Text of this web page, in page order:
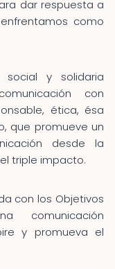
dar respuesta a
como
y solidaria
con
ética, ésa
que promueve un
desde la
triple impacto.
con los Objetivos
comunicación
y promueva el